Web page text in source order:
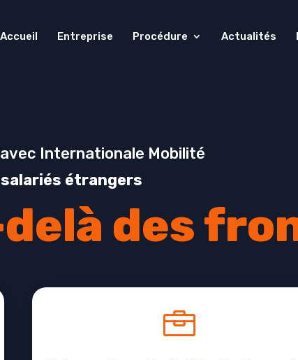
Accueil Entreprise Procédure Actualités
Internationale Mobilité
étrangers
des
